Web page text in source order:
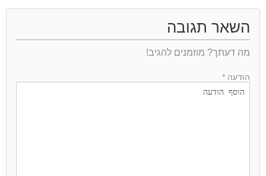
השאר תגובה
מה דעתך? מוזמנים להגיב!
הודעה *